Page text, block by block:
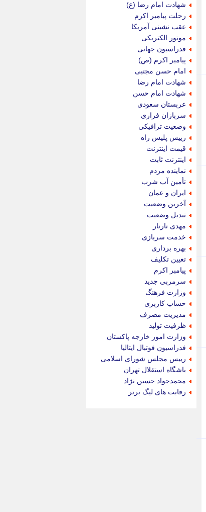
شهادت امام رضا (ع)
رحلت پیامبر اکرم
عقب نشینی آمریکا
موتور الکتریکی
فدراسیون جهانی
پیامبر اکرم (ص)
امام حسن مجتبی
شهادت امام رضا
شهادت امام حسن
عربستان سعودی
سربازان فراری
وضعیت ترافیکی
رییس پلیس راه
قیمت اینترنت
اینترنت ثابت
نماینده مردم
تأمین آب شرب
ایران و عمان
آخرین وضعیت
تبدیل وضعیت
مهدی تارتار
خدمت سربازی
بهره برداری
تعیین تکلیف
پیامبر اکرم
سرمربی جدید
وزارت فرهنگ
حساب کاربری
مدیریت مصرف
ظرفیت تولید
وزارت امور خارجه پاکستان
فدراسیون فوتبال ایتالیا
رییس مجلس شورای اسلامی
باشگاه استقلال تهران
محمدجواد حسین نژاد
رقابت های لیگ برتر